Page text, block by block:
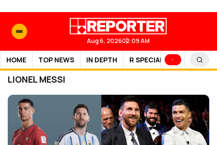
Aug 6, 202602:09 AM
HOME TOP NEWS IN DEPTH R SPECIAL SPORTS
LIONEL MESSI